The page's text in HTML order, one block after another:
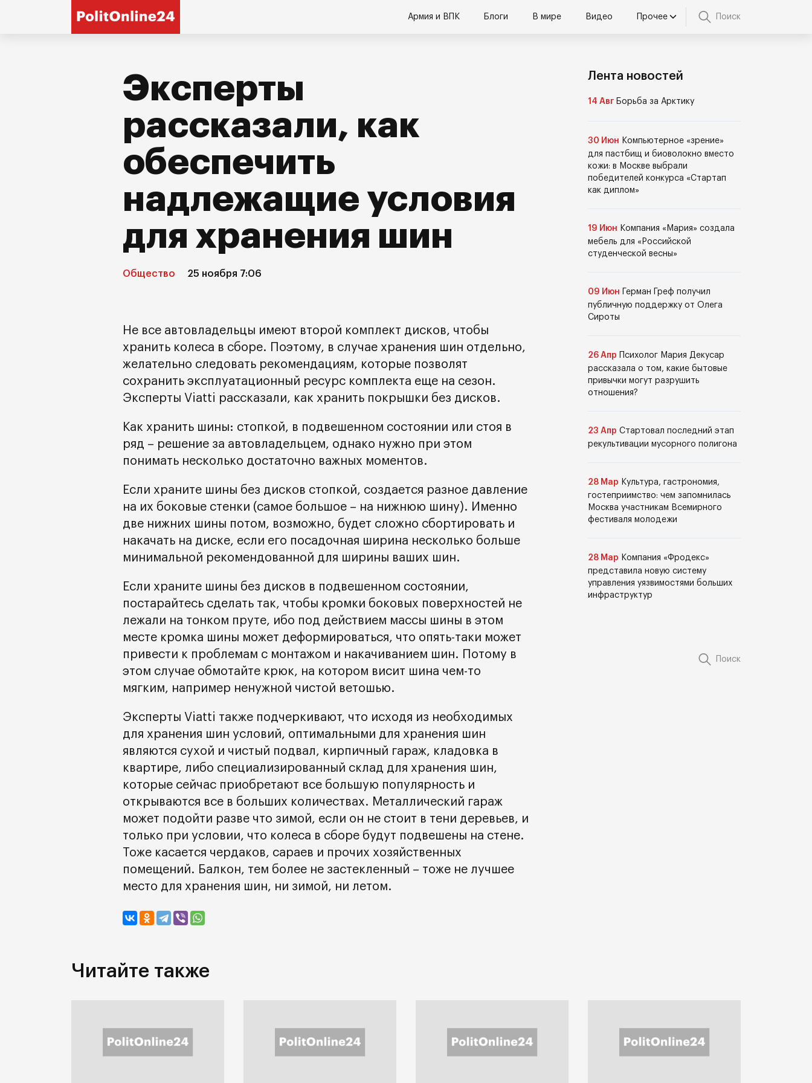
Армия и ВПК Блоги В мире Видео Прочее Поиск
Эксперты
рассказали, как
обеспечить
надлежащие условия
для хранения шин
Общество 25 ноября 7:06
Не все автовладельцы имеют второй комплект дисков, чтобы
хранить колеса в сборе. Поэтому, в случае хранения шин отдельно,
желательно следовать рекомендациям, которые позволят
сохранить эксплуатационный ресурс комплекта еще на сезон.
Эксперты Viatti рассказали, как хранить покрышки без дисков.
Как хранить шины: стопкой, в подвешенном состоянии или стоя в
ряд – решение за автовладельцем, однако нужно при этом
понимать несколько достаточно важных моментов.
Если храните шины без дисков стопкой, создается разное давление
на их боковые стенки (самое большое – на нижнюю шину). Именно
две нижних шины потом, возможно, будет сложно сбортировать и
накачать на диске, если его посадочная ширина несколько больше
минимальной рекомендованной для ширины ваших шин.
Если храните шины без дисков в подвешенном состоянии,
постарайтесь сделать так, чтобы кромки боковых поверхностей не
лежали на тонком пруте, ибо под действием массы шины в этом
месте кромка шины может деформироваться, что опять-таки может
привести к проблемам с монтажом и накачиванием шин. Потому в
этом случае обмотайте крюк, на котором висит шина чем-то
мягким, например ненужной чистой ветошью.
Эксперты Viatti также подчеркивают, что исходя из необходимых
для хранения шин условий, оптимальными для хранения шин
являются сухой и чистый подвал, кирпичный гараж, кладовка в
квартире, либо специализированный склад для хранения шин,
которые сейчас приобретают все большую популярность и
открываются все в больших количествах. Металлический гараж
может подойти разве что зимой, если он не стоит в тени деревьев, и
только при условии, что колеса в сборе будут подвешены на стене.
Тоже касается чердаков, сараев и прочих хозяйственных
помещений. Балкон, тем более не застекленный – тоже не лучшее
место для хранения шин, ни зимой, ни летом.
Лента новостей
14 Авг Борьба за Арктику
30 Июн Компьютерное «зрение»
для пастбищ и биоволокно вместо
кожи: в Москве выбрали
победителей конкурса «Стартап
как диплом»
19 Июн Компания «Мария» создала
мебель для «Российской
студенческой весны»
09 Июн
Герман Греф получил
публичную поддержку от Олега
Сироты
26 Апр
Психолог Мария Декусар
рассказала о том, какие бытовые
привычки могут разрушить
отношения?
23 Апр Стартовал последний этап
рекультивации мусорного полигона
28 Мар Культура, гастрономия,
гостеприимство: чем запомнилась
Москва участникам Всемирного
фестиваля молодежи
28 Мар Компания «Фродекс»
представила новую систему
управления уязвимостями больших
инфраструктур
Поиск
Читайте также